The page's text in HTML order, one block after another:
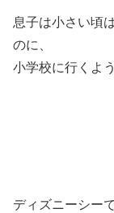
息子は小さい頃
のに、
小学校に行くよ
ディズニーシー